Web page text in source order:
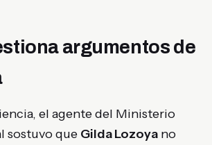
argumentos de
el agente del Ministerio
sostuvo que Gilda Lozoya no